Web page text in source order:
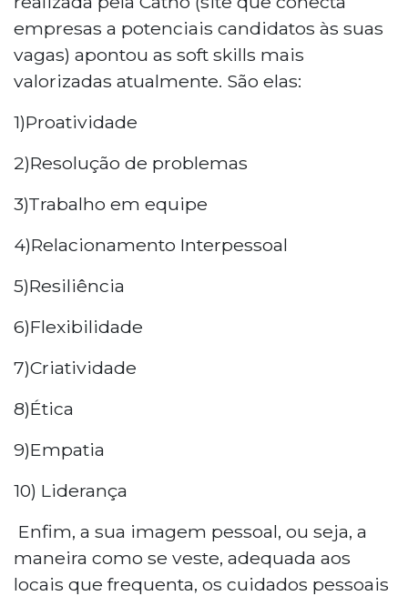
empresas a potenciais candidatos às suas
vagas) apontou as soft skills mais
valorizadas atualmente. São elas:
1)Proatividade
2)Resolução de problemas
3)Trabalho em equipe
4)Relacionamento Interpessoal
5)Resiliência
6)Flexibilidade
7)Criatividade
8)Ética
9)Empatia
10) Liderança
Enfim, a sua imagem pessoal, ou seja, a
maneira como se veste, adequada aos
locais que frequenta, os cuidados pessoais